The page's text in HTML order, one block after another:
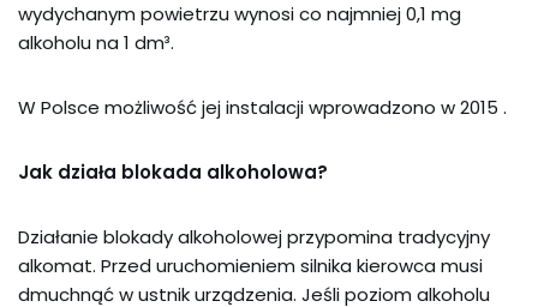
wydychanym powietrzu wynosi co najmniej 0,1 mg
alkoholu na 1 dm³.
W Polsce możliwość jej instalacji wprowadzono w 2015 .
Jak działa blokada alkoholowa?
Działanie blokady alkoholowej przypomina tradycyjny
alkomat. Przed uruchomieniem silnika kierowca musi
dmuchnąć w ustnik urządzenia. Jeśli poziom alkoholu